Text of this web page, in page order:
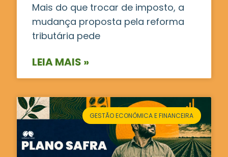
Mais do que trocar de imposto, a
mudança proposta pela reforma
tributária pede
LEIA MAIS »
GESTÃO ECONÔMICA E FINANCEIRA